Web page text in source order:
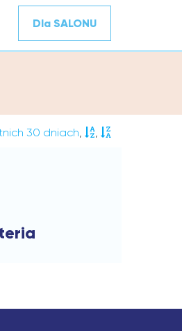
Dla SALONU
30 dniach, ,